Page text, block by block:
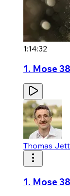
1:14:32
1. Mose
Thomas
1. Mose